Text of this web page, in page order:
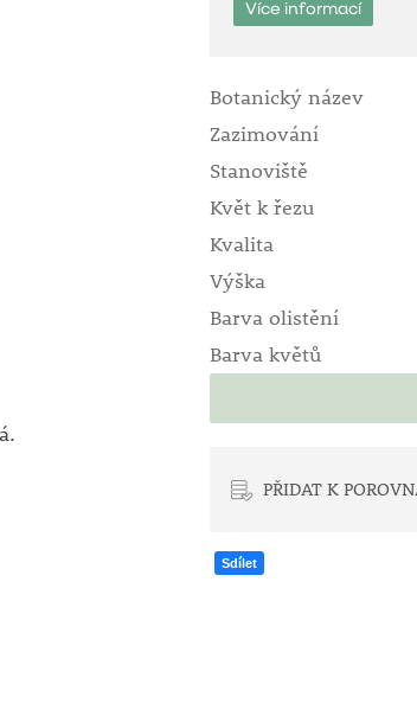
-
Více informací
Botanický název
Zazimování
Stanoviště
Květ k řezu
Kvalita
Výška
Barva olistění
Barva květů
PŘIDAT K
Sdílet